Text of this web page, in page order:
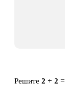
Решите 2 + 2 =